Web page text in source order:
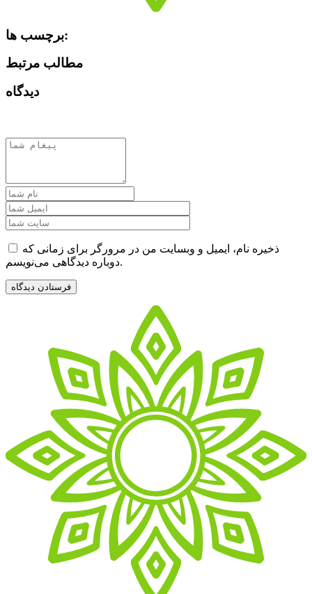
برچسب ها:
مطالب مرتبط
دیدگاه
ذخیره نام، ایمیل و وبسایت من در مرورگر برای زمانی که
دوباره دیدگاهی می‌نویسم.